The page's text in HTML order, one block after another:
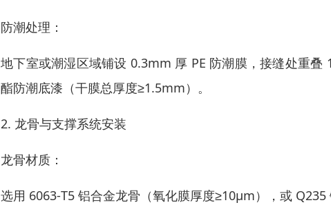
防潮处理：
地下室或潮湿区域铺设 0.3mm 厚 PE 防潮膜，接缝处重
酯防潮底漆（干膜总厚度≥1.5mm）。
2. 龙骨与支撑系统安装
龙骨材质：
选用 6063-T5 铝合金龙骨（氧化膜厚度≥10μm），或